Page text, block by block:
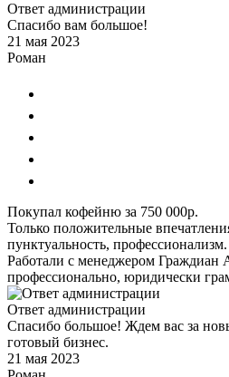
Ответ администрации
Спасибо вам большое!
21 мая 2023
Роман
Покупал кофейню за 750 000р.
Только положительные
пунктуальность, профессионализм.
Работали с менеджером Граждиан
профессионально, юридически
Ответ администрации
Спасибо большое! Ждем вас за
готовый бизнес.
21 мая 2023